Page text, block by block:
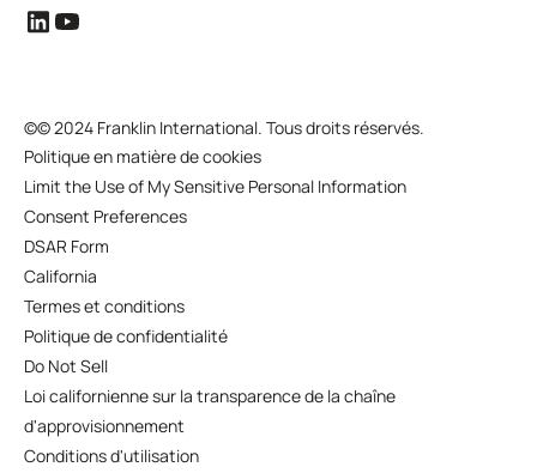
©© 2024 Franklin International. Tous droits réservés.
Politique en matière de cookies
Limit the Use of My Sensitive Personal Information
Consent Preferences
DSAR Form
California
Termes et conditions
Politique de confidentialité
Do Not Sell
Loi californienne sur la transparence de la chaîne
d'approvisionnement
Conditions d'utilisation